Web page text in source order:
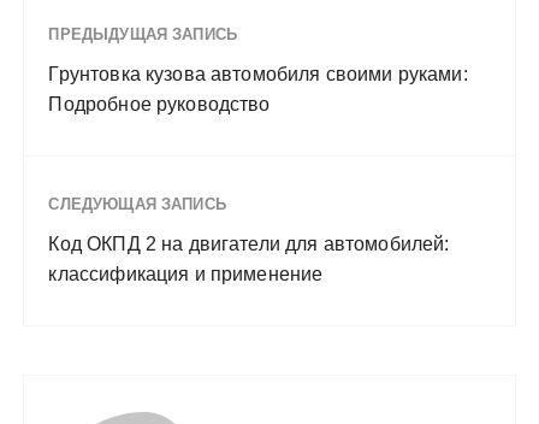
ПРЕДЫДУЩАЯ ЗАПИСЬ
Грунтовка кузова автомобиля своими руками:
Подробное руководство
СЛЕДУЮЩАЯ ЗАПИСЬ
Код ОКПД 2 на двигатели для автомобилей:
классификация и применение